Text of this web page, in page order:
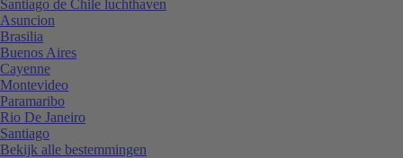
Santiago de Chile luchthaven
Asuncion
Brasilia
Buenos Aires
Cayenne
Montevideo
Paramaribo
Rio De Janeiro
Santiago
Bekijk alle bestemmingen